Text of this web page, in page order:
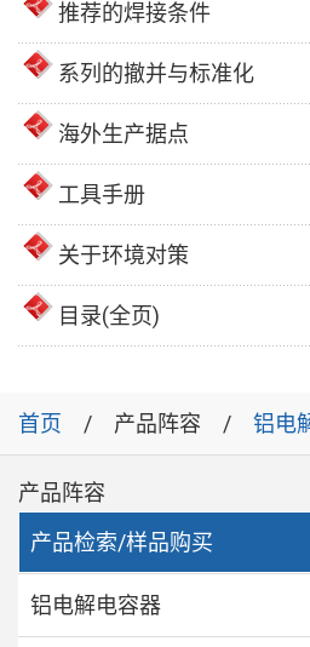
推荐的焊接条件
系列的撤并与标准化
海外生产据点
工具手册
关于环境对策
目录(全页)
首页 产品阵容 铝电
产品阵容
产品检索/样品购买
铝电解电容器